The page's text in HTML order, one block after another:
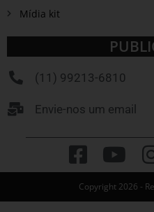
Mídia kit
(11) 99213-6810
Envie-nos um email
Copyright 2026 -